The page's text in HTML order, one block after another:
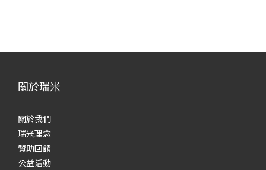
關於瑞米
關於我們
瑞米理念
贊助回饋
公益活動